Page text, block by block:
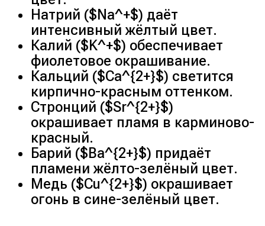
Натрий ($Na^+$) даёт
интенсивный жёлтый цвет.
Калий ($K^+$) обеспечивает
фиолетовое окрашивание.
Кальций ($Ca^{2+}$) светится
кирпично-красным оттенком.
Стронций ($Sr^{2+}$)
окрашивает пламя в карминово-
красный.
Барий ($Ba^{2+}$) придаёт
пламени жёлто-зелёный цвет.
Медь ($Cu^{2+}$) окрашивает
огонь в сине-зелёный цвет.